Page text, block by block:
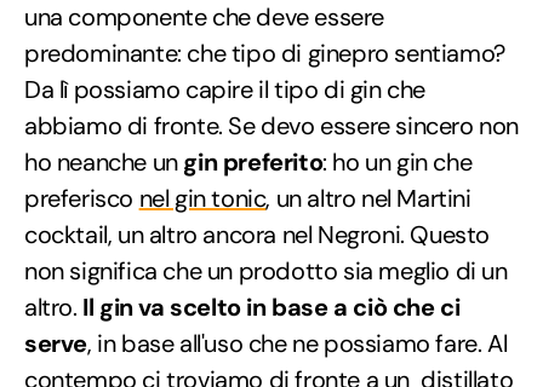
una componente che deve essere
predominante: che tipo di ginepro sentiamo?
Da lì possiamo capire il tipo di gin che
abbiamo di fronte. Se devo essere sincero non
ho neanche ungin preferito: ho un gin che
preferisco nel gin tonic, un altro nel Martini
cocktail, un altro ancora nel Negroni. Questo
non significa che un prodotto sia meglio di un
altro. Il gin va scelto in base a ciò che ci
serve, in base all'uso che ne possiamo fare. Al
contempo ci troviamo di fronte a un distillato